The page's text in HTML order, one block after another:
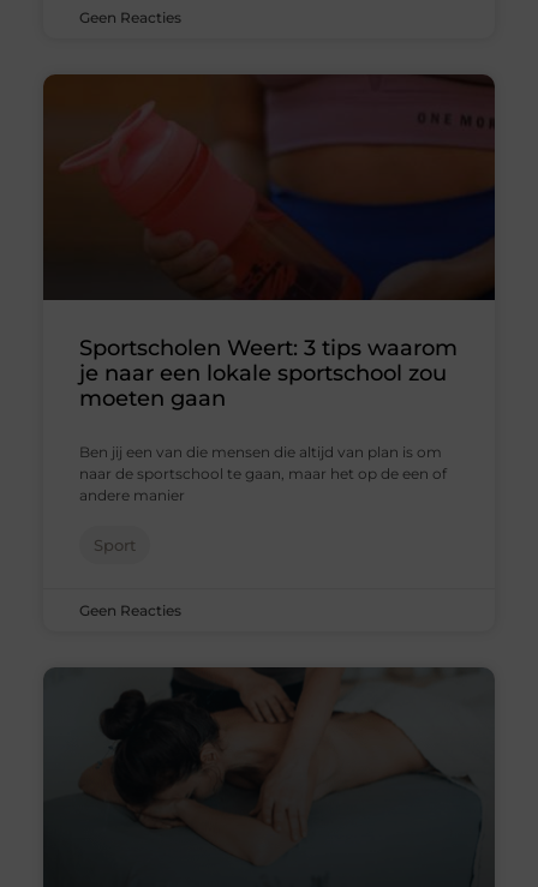
Geen Reacties
Sportscholen Weert: 3 tips waarom
je naar een lokale sportschool zou
moeten gaan
Ben jij een van die mensen die altijd van plan is om
naar de sportschool te gaan, maar het op de een of
andere manier
Sport
Geen Reacties